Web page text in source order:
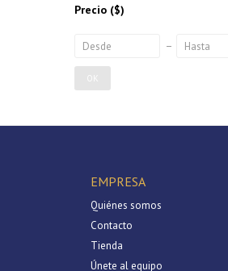
Precio ($)
OK
EMPRESA
Quiénes somos
Contacto
Tienda
Únete al equipo